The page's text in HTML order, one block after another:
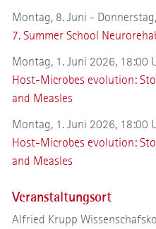
Montag, 8. Juni -
7. Summer School
Montag, 1. Juni 2026, 18:00
Host-Microbes evolution:
and Measles
Montag, 1. Juni 2026, 18:00
Host-Microbes evolution:
and Measles
Veranstaltungsort
Alfried Krupp